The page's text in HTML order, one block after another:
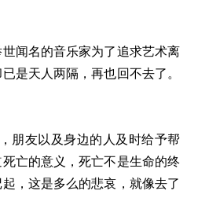
闻名的音乐家为了追求艺术离
是天人两隔，再也回不去了。
朋友以及身边的人及时给予帮
亡的意义，死亡不是生命的终
，这是多么的悲哀，就像去了